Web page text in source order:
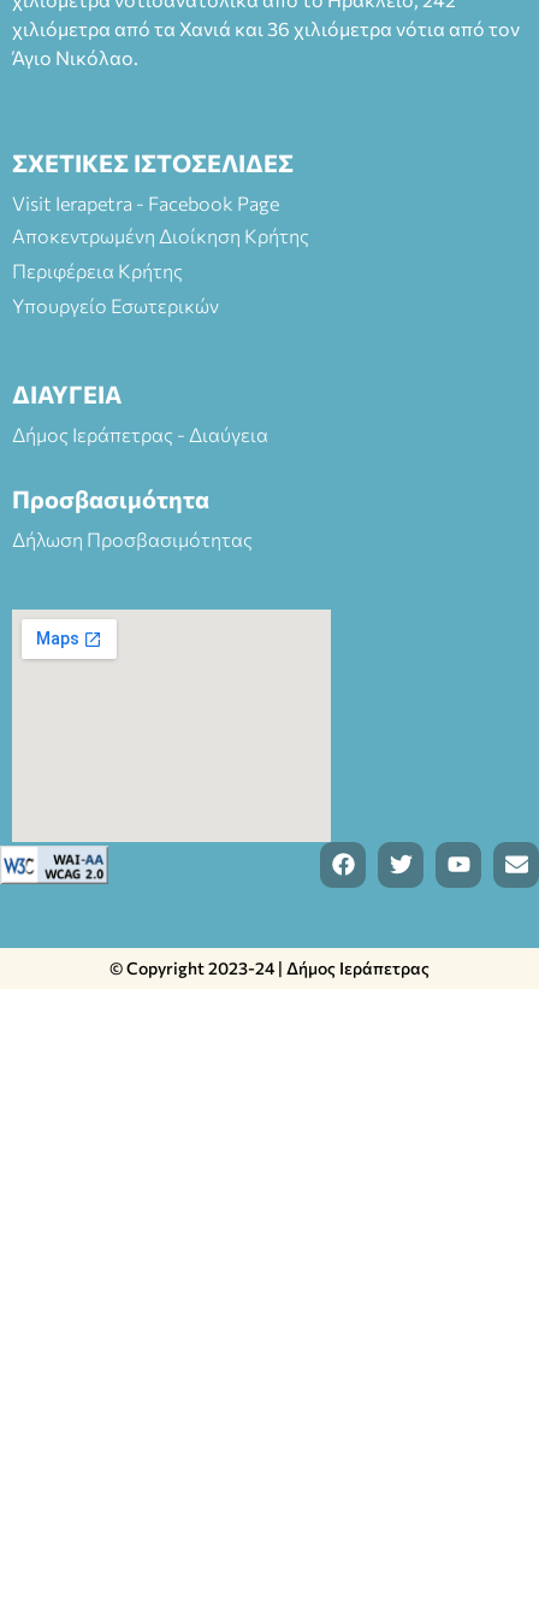
ΘΕΑΤΡΙΚΕΣ ΠΑΡΑΓΩΓΕΣ ΕΕ
χιλιόμετρα από τα Χανιά και 36 χιλιόμετρα νότια από τον
Άγιο Νικόλαο.
ΣΧΕΤΙΚΕΣ ΙΣΤΟΣΕΛΙΔΕΣ
Visit Ierapetra - Facebook Page
Αποκεντρωμένη Διοίκηση Κρήτης
Περιφέρεια Κρήτης
Υπουργείο Εσωτερικών
ΔΙΑΥΓΕΙΑ
Δήμος Ιεράπετρας - Διαύγεια
Προσβασιμότητα
Δήλωση Προσβασιμότητας
© Copyright 2023-24 | Δήμος Ιεράπετρας